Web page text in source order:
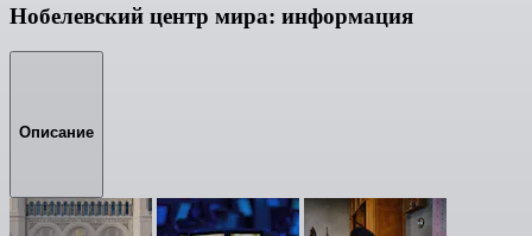
Нобелевский центр мира: информация
Описание